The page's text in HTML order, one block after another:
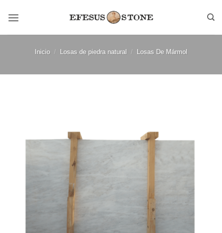
Inicio / Losas de piedra natural / Losas De Mármol